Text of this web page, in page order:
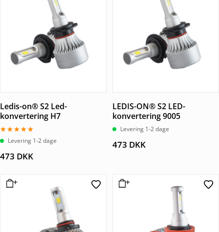
Ledis-on® S2 Led-
konvertering H7
Vurderet
4.67Levering 1-2 dage
473 DKK
LEDIS-ON® S2 LED-
konvertering 9005
Levering 1-2 dage
473 DKK